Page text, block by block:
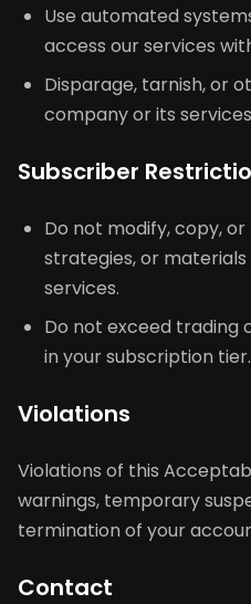
Use automated
access our services
Disparage, tarnish, or
company or its
Subscriber
Do not modify, copy,
strategies, or
services.
Do not exceed trading
in your subscription tier.
Violations
Violations of this
warnings, temporary
termination of your
Contact